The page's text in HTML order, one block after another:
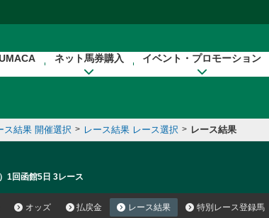
ネット馬券購入 イベント・プロモーション
ス結果 開催選択 > レース結果 レース選択 > レース結果
1回函館5日 3レース
オッズ 払戻金 レース結果 特別レース登録馬